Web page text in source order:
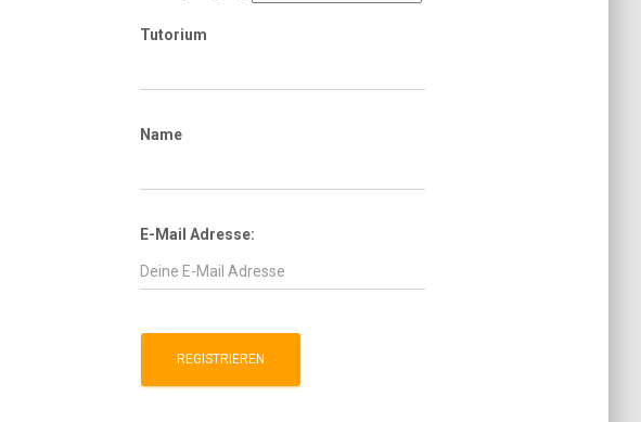
Tutorium
Name
E-Mail Adresse: